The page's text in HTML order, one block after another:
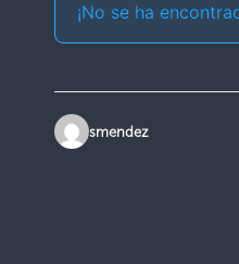
¡No se ha
smendez